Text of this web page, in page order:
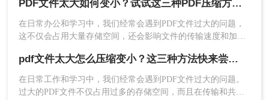
相比于在线工具，专业软件通常有更多的功能和选项可
的PDF压缩软件，比如Adobe Acrobat、转转大师等。
这些软件可以进行更加细致的设置，比如选择压缩质
一些简单有效的方法来压缩和优化PDF文件，让您轻松解决
PDF文件过大的困扰。
PDF文件太大如何变小？试试这三种PDF压缩方法！
在日常办公和学习中，我们经常会遇到PDF文件过大的问题，
这不仅会占用大量存储空间，还会影响文件的传输速度和加载
将介绍三种常用的PDF压缩方法。
pdf文件太大怎么压缩变小？这三种方法快来尝试下吧！
在日常工作和学习中，我们经常会遇到PDF文件过大的问题。
过大的PDF文件不仅占用过多的存储空间，而且在传输和共享